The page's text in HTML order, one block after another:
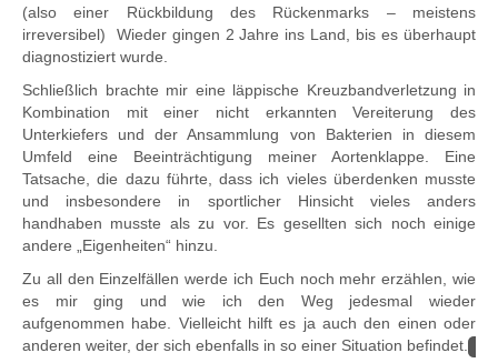
(also einer Rückbildung des Rückenmarks – meistens
irreversibel) Wieder gingen 2 Jahre ins Land, bis es überhaupt
diagnostiziert wurde.
Schließlich brachte mir eine läppische Kreuzbandverletzung in
Kombination mit einer nicht erkannten Vereiterung des
Unterkiefers und der Ansammlung von Bakterien in diesem
Umfeld eine Beeinträchtigung meiner Aortenklappe. Eine
Tatsache, die dazu führte, dass ich vieles überdenken musste
und insbesondere in sportlicher Hinsicht vieles anders
handhaben musste als zu vor. Es gesellten sich noch einige
andere „Eigenheiten“ hinzu.
Zu all den Einzelfällen werde ich Euch noch mehr erzählen, wie
es mir ging und wie ich den Weg jedesmal wieder
aufgenommen habe. Vielleicht hilft es ja auch den einen oder
anderen weiter, der sich ebenfalls in so einer Situation befindet.